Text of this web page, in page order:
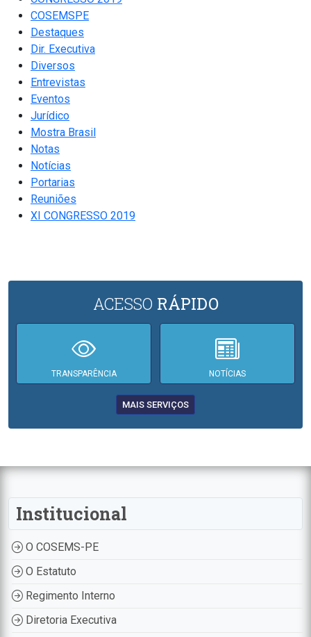
COSEMSPE
Destaques
Dir. Executiva
Diversos
Entrevistas
Eventos
Jurídico
Mostra Brasil
Notas
Notícias
Portarias
Reuniões
XI CONGRESSO 2019
ACESSO RÁPIDO
TRANSPARÊNCIA NOTÍCIAS
MAIS SERVIÇOS
Institucional
O COSEMS-PE
O Estatuto
Regimento Interno
Diretoria Executiva